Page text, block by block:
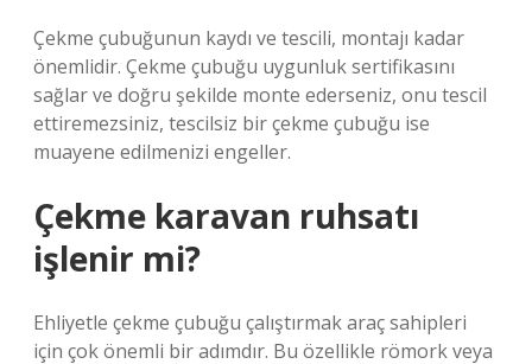
Çekme çubuğunun kaydı ve tescili, montajı kadar
önemlidir. Çekme çubuğu uygunluk sertifikasını
sağlar ve doğru şekilde monte ederseniz, onu tescil
ettiremezsiniz, tescilsiz bir çekme çubuğu ise
muayene edilmenizi engeller.
Çekme karavan ruhsatı
işlenir mi?
Ehliyetle çekme çubuğu çalıştırmak araç sahipleri
için çok önemli bir adımdır. Bu özellikle römork veya